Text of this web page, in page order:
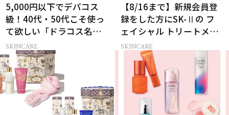
5,000円以下でデパコス
級！40代・50代こそ使っ
て欲しい「ドラコス名品
UV」12選
SKINCARE
【8/16まで】新規会員登
録をした方にSK-Ⅱの フ
ェイシャル トリートメン
ト セラムをプレゼント！
SKINCARE